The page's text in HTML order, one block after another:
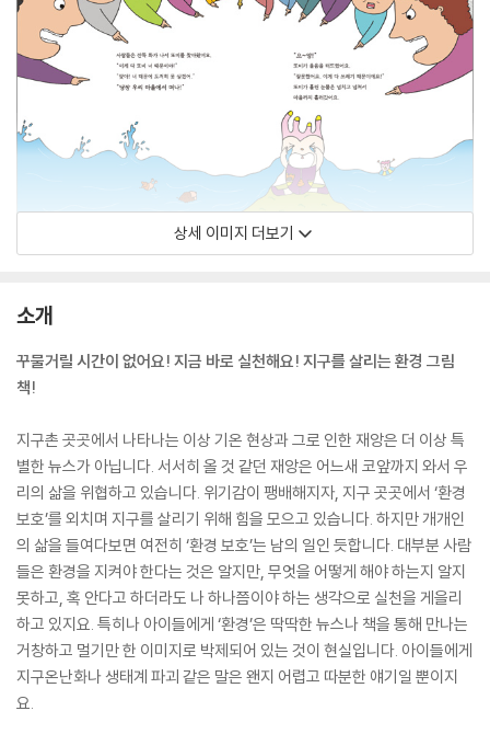
상세 이미지 더보기
소개
꾸물거릴 시간이 없어요! 지금 바로 실천해요! 지구를 살리는 환경 그림
책!
지구촌 곳곳에서 나타나는 이상 기온 현상과 그로 인한 재앙은 더 이상 특
별한 뉴스가 아닙니다. 서서히 올 것 같던 재앙은 어느새 코앞까지 와서 우
리의 삶을 위협하고 있습니다. 위기감이 팽배해지자, 지구 곳곳에서 ‘환경
보호’를 외치며 지구를 살리기 위해 힘을 모으고 있습니다. 하지만 개개인
의 삶을 들여다보면 여전히 ‘환경 보호’는 남의 일인 듯합니다. 대부분 사람
들은 환경을 지켜야 한다는 것은 알지만, 무엇을 어떻게 해야 하는지 알지
못하고, 혹 안다고 하더라도 나 하나쯤이야 하는 생각으로 실천을 게을리
하고 있지요. 특히나 아이들에게 ‘환경’은 딱딱한 뉴스나 책을 통해 만나는
거창하고 멀기만 한 이미지로 박제되어 있는 것이 현실입니다. 아이들에게
지구온난화나 생태계 파괴 같은 말은 왠지 어렵고 따분한 얘기일 뿐이지
요.